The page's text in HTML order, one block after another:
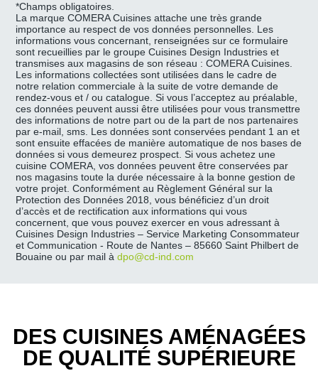
*Champs obligatoires.
La marque COMERA Cuisines attache une très grande
importance au respect de vos données personnelles. Les
informations vous concernant, renseignées sur ce formulaire
sont recueillies par le groupe Cuisines Design Industries et
transmises aux magasins de son réseau : COMERA Cuisines.
Les informations collectées sont utilisées dans le cadre de
notre relation commerciale à la suite de votre demande de
rendez-vous et / ou catalogue. Si vous l’acceptez au préalable,
ces données peuvent aussi être utilisées pour vous transmettre
des informations de notre part ou de la part de nos partenaires
par e-mail, sms. Les données sont conservées pendant 1 an et
sont ensuite effacées de manière automatique de nos bases de
données si vous demeurez prospect. Si vous achetez une
cuisine COMERA, vos données peuvent être conservées par
nos magasins toute la durée nécessaire à la bonne gestion de
votre projet. Conformément au Règlement Général sur la
Protection des Données 2018, vous bénéficiez d’un droit
d’accès et de rectification aux informations qui vous
concernent, que vous pouvez exercer en vous adressant à
Cuisines Design Industries – Service Marketing Consommateur
et Communication - Route de Nantes – 85660 Saint Philbert de
Bouaine ou par mail àdpo@cd-ind.com
DES CUISINES AMÉNAGÉES
DE QUALITÉ SUPÉRIEURE